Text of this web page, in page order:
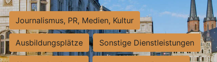
Journalismus, PR, Medien, Kultur
Ausbildungsplätze Sonstige Dienstleistungen